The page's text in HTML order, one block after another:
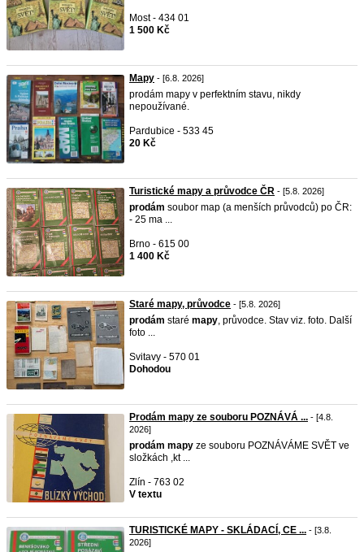
Most - 434 01
1 500 Kč
Mapy - [6.8. 2026]
prodám mapy v perfektním stavu, nikdy
nepoužívané.
Pardubice - 533 45
20 Kč
Turistické mapy a průvodce ČR - [5.8. 2026]
prodám soubor map (a menších průvodců) po ČR:
- 25 ma ...
Brno - 615 00
1 400 Kč
Staré mapy, průvodce - [5.8. 2026]
prodám staré mapy, průvodce. Stav viz. foto. Další
foto ...
Svitavy - 570 01
Dohodou
Prodám mapy ze souboru POZNÁVÁ ... - [4.8.
2026]
prodám mapy ze souboru POZNÁVÁME SVĚT ve
složkách ,kt ...
Zlín - 763 02
V textu
TURISTICKÉ MAPY - SKLÁDACÍ, CE ... - [3.8.
2026]